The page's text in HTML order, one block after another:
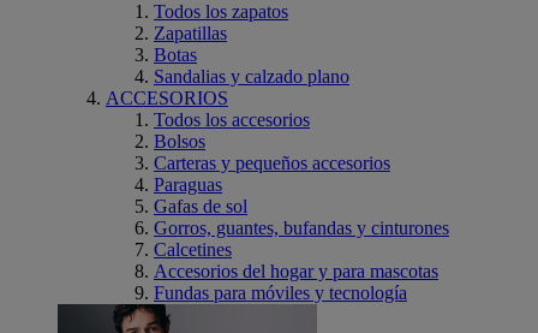
Todos los zapatos
Zapatillas
Botas
Sandalias y calzado plano
ACCESORIOS
Todos los accesorios
Bolsos
Carteras y pequeños accesorios
Paraguas
Gafas de sol
Gorros, guantes, bufandas y cinturones
Calcetines
Accesorios del hogar y para mascotas
Fundas para móviles y tecnología